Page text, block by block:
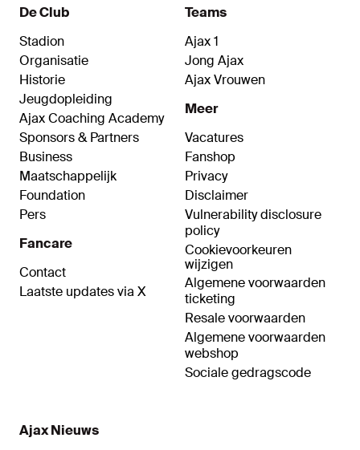
De Club
Stadion
Organisatie
Historie
Jeugdopleiding
Ajax Coaching Academy
Sponsors & Partners
Business
Maatschappelijk
Foundation
Pers
Fancare
Contact
Laatste updates via X
Teams
Ajax 1
Jong Ajax
Ajax Vrouwen
Meer
Vacatures
Fanshop
Privacy
Disclaimer
Vulnerability disclosure
policy
Cookievoorkeuren
wijzigen
Algemene voorwaarden
ticketing
Resale voorwaarden
Algemene voorwaarden
webshop
Sociale gedragscode
Ajax Nieuws